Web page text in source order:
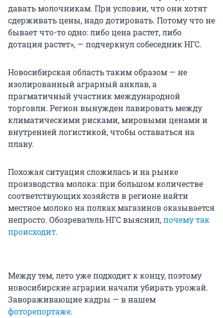
давать молочникам. При условии, что они хотят
сдерживать цены, надо дотировать. Потому что не
бывает что-то одно: либо цена растет, либо
дотация растет», — подчеркнул собеседник НГС.
Новосибирская область таким образом — не
изолированный аграрный анклав, а
прагматичный участник международной
торговли. Регион вынужден лавировать между
климатическими рисками, мировыми ценами и
внутренней логистикой, чтобы оставаться на
плаву.
Похожая ситуация сложилась и на рынке
производства молока: при большом количестве
соответствующих хозяйств в регионе найти
местное молоко на полках магазинов оказывается
непросто. Обозреватель НГС выяснил,почему так
происходит.
Между тем, лето уже подходит к концу, поэтому
новосибирские аграрии начали убирать урожай.
Завораживающие кадры — в нашем
фоторепортаже.